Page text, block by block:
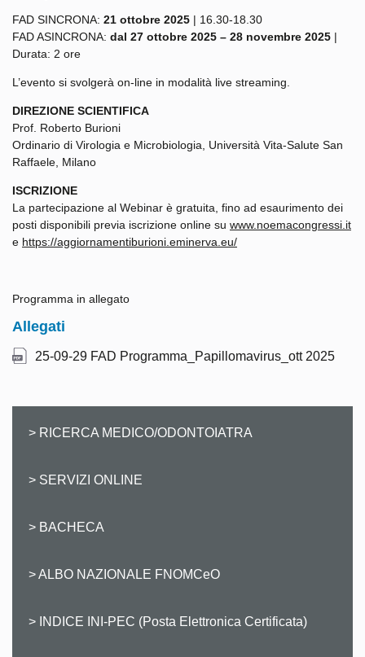
FAD SINCRONA: 21 ottobre 2025 | 16.30-18.30
FAD ASINCRONA: dal 27 ottobre 2025 – 28 novembre 2025 |
Durata: 2 ore
L’evento si svolgerà on-line in modalità live streaming.
DIREZIONE SCIENTIFICA
Prof. Roberto Burioni
Ordinario di Virologia e Microbiologia, Università Vita-Salute San
Raffaele, Milano
ISCRIZIONE
La partecipazione al Webinar è gratuita, fino ad esaurimento dei
posti disponibili previa iscrizione online su www.noemacongressi.it
e https://aggiornamentiburioni.eminerva.eu/
Programma in allegato
Allegati
25-09-29 FAD Programma_Papillomavirus_ott 2025
> RICERCA MEDICO/ODONTOIATRA
> SERVIZI ONLINE
> BACHECA
> ALBO NAZIONALE FNOMCeO
> INDICE INI-PEC (Posta Elettronica Certificata)